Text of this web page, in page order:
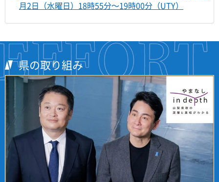
月2日（水曜日）18時55分～19時00分（UTY）
県の取り組み